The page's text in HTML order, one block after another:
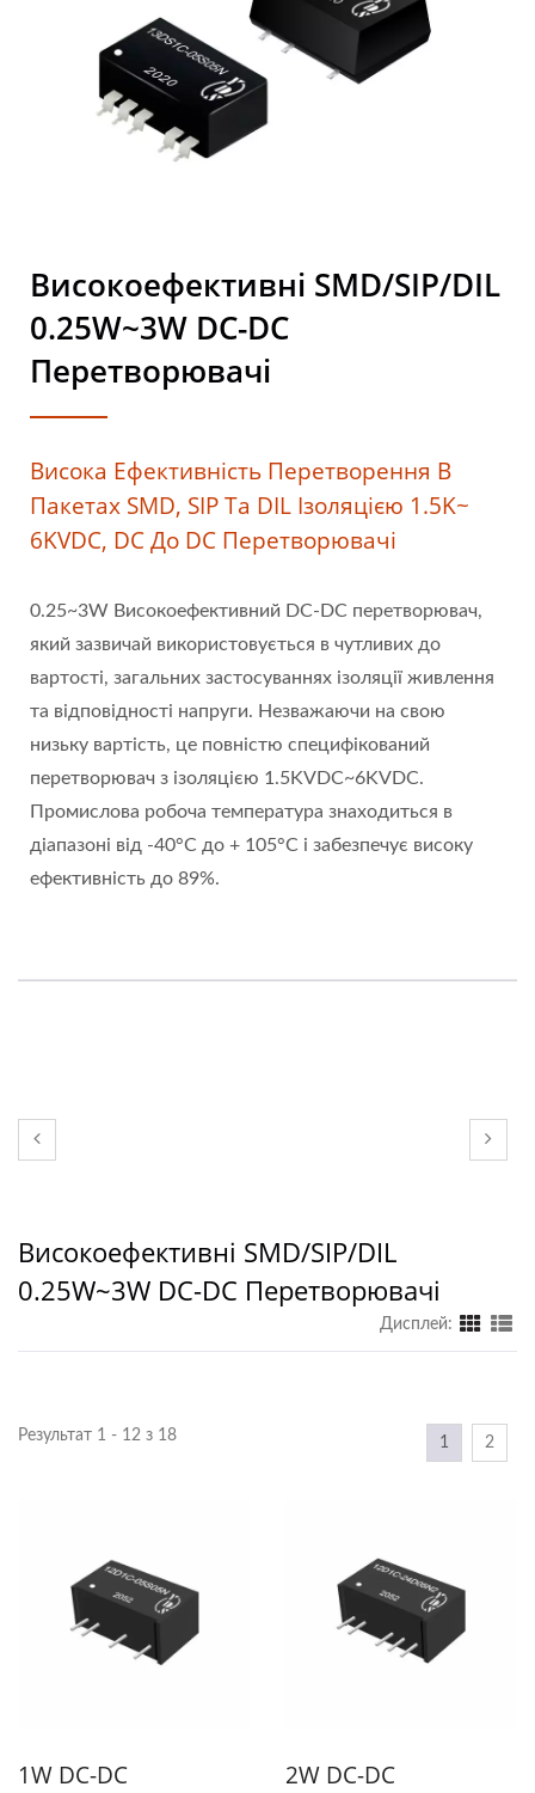
Високоефективні SMD/SIP/DIL
0.25W~3W DC-DC
Перетворювачі
Висока Ефективність Перетворення В
Пакетах SMD, SIP Та DIL Ізоляцією 1.5K~
6KVDC, DC До DC Перетворювачі
0.25~3W Високоефективний DC-DC перетворювач,
який зазвичай використовується в чутливих до
вартості, загальних застосуваннях ізоляції живлення
та відповідності напруги. Незважаючи на свою
низьку вартість, це повністю специфікований
перетворювач з ізоляцією 1.5KVDC~6KVDC.
Промислова робоча температура знаходиться в
діапазоні від -40°C до + 105°C і забезпечує високу
ефективність до 89%.
Високоефективні SMD/SIP/DIL
0.25W~3W DC-DC Перетворювачі
Дисплей:
Результат 1 - 12 з 18 1 2
1W DC-DC
2W DC-DC